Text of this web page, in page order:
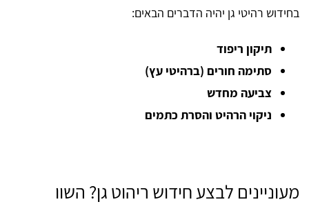
בחידוש רהיטי גן יהיה הדברים הבאים:
תיקון ריפוד
סתימה חורים (ברהיטי עץ)
צביעה מחדש
ניקוי הרהיט והסרת כתמים
מעוניינים לבצע חידוש ריהוט גן? השוו